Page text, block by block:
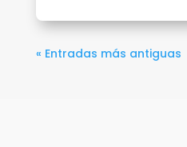
« Entradas más antiguas